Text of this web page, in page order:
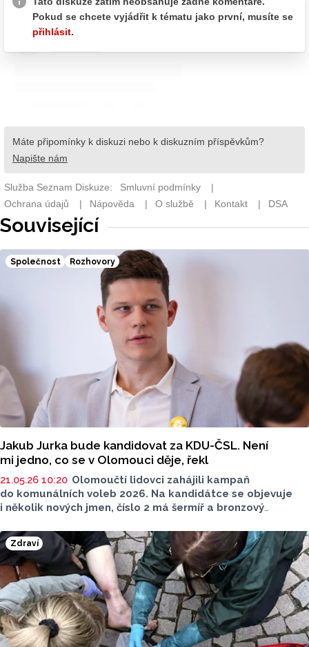
Související
Společnost Rozhovory
Jakub Jurka bude kandidovat za KDU-ČSL. Není
mi jedno, co se v Olomouci děje, řekl
21.05.26 10:20 Olomoučtí lidovci zahájili kampaň
do komunálních voleb 2026. Na kandidátce se objevuje
i několik nových jmen, číslo 2 má šermíř a bronzový
kampaně
promluvil o svých důvodech kandidovat,
o sportu v Olomouci a také o fair play ve sportu.
Zdraví